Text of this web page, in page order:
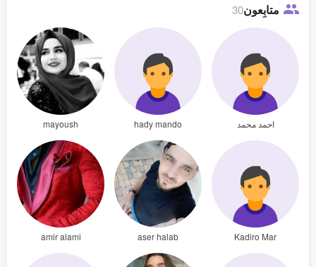
متابِعون30
احمد محمد hady mando
mayoush
Kadiro Mar
aser halab
amir alami